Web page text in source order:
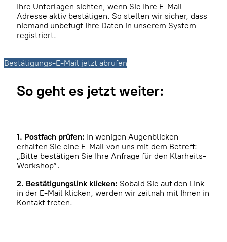
Ihre Unterlagen sichten, wenn Sie Ihre E-Mail-
Adresse aktiv bestätigen. So stellen wir sicher, dass
niemand unbefugt Ihre Daten in unserem System
registriert.
Bestätigungs-E-Mail jetzt abrufen
So geht es jetzt weiter:
1. Postfach prüfen: In wenigen Augenblicken
erhalten Sie eine E-Mail von uns mit dem Betreff:
„Bitte bestätigen Sie Ihre Anfrage für den Klarheits-
Workshop“.
2. Bestätigungslink klicken: Sobald Sie auf den Link
in der E-Mail klicken, werden wir zeitnah mit Ihnen in
Kontakt treten.